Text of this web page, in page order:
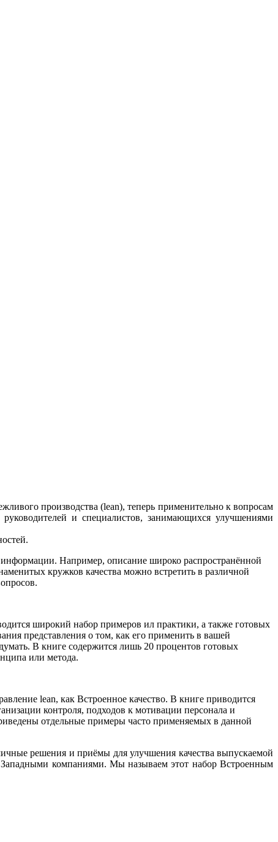
производства (lean), теперь применительно к вопросам
и специалистов, занимающихся улучшениями
Например, описание широко распространённой
кружков качества можно встретить в различной
широкий набор примеров ил практики, а также готовых
представления о том, как его применить в вашей
В книге содержится лишь 20 процентов готовых
или метода.
lean, как Встроенное качество. В книге приводится
контроля, подходов к мотивации персонала и
отдельные примеры часто применяемых в данной
решения и приёмы для улучшения качества выпускаемой
компаниями. Мы называем этот набор Встроенным